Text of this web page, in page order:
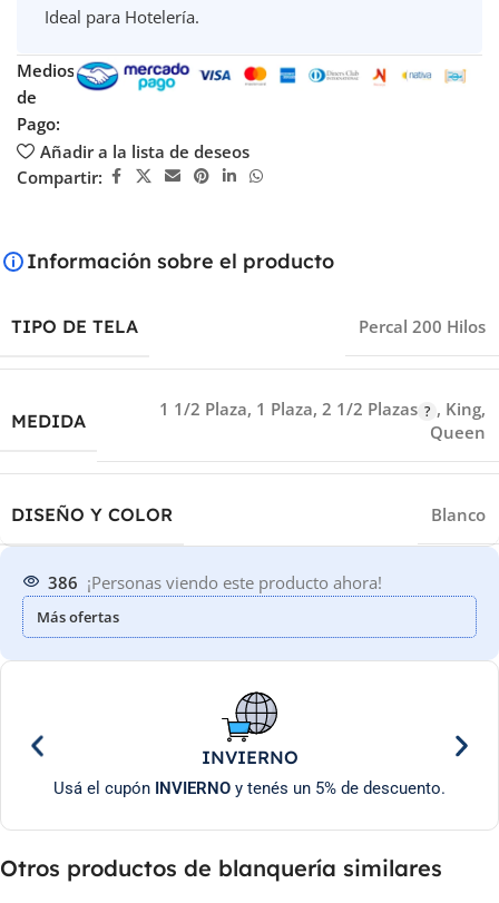
Ideal para Hotelería.
Medios
de
Pago:
Añadir a la lista de deseos
Compartir:
Información sobre el producto
TIPO DE TELA Percal 200 Hilos
MEDIDA
1 1/2 Plaza, 1 Plaza, 2 1/2 Plazas , King,
Queen
DISEÑO Y COLOR Blanco
386 ¡Personas viendo este producto ahora!
Más ofertas
INVIERNO
Usá el cupón INVIERNO y tenés un 5% de descuento.
Otros productos de blanquería similares